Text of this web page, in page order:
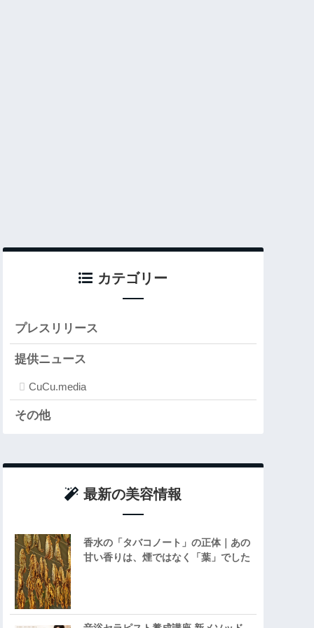
カテゴリー
プレスリリース
提供ニュース
CuCu.media
その他
最新の美容情報
香水の「タバコノート」の正体｜あの
甘い香りは、煙ではなく「葉」でした